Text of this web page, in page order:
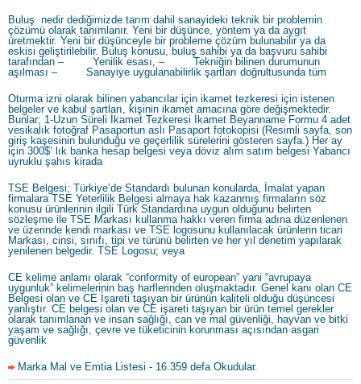
Buluş nedir dediğimizde tarım dahil sanayideki teknik bir problemin
çözümü olarak tanımlanır. Yeni bir düşünce, yöntem ya da aygıt
üretmektir. Yeni bir düşünceyle bir probleme çözüm bulunabilir ya da
eskisi geliştirilebilir. Buluş konusu, buluş sahibi ya da başvuru sahibi
tarafından – Yenilik esası, – Tekniğin bilinen durumunun
aşılması – Sanayiye uygulanabilirlik şartları doğrultusunda tüm
Oturma izni olarak bilinen yabancılar için ikamet tezkeresi için istenen
belgeler ve kabul şartları, kişinin ikamet amacına göre değişmektedir.
Bunlar; 1-Uzun Süreli İkamet Tezkeresi İkamet Beyanname Formu 4 adet
vesikalık fotoğraf Pasaportun aslı Pasaport fotokopisi (Resimli sayfa, son
giriş kaşesinin bulunduğu ve geçerlilik sürelerini gösteren sayfa.) Her ay
için 300$’ lık banka hesap belgesi veya döviz alım satım belgesi Yabancı
uyruklu şahıs kirada
TSE Belgesi; Türkiye’de Standardı bulunan konularda, İmalat yapan
firmalara TSE Yeterlilik Belgesi almaya hak kazanmış firmaların söz
konusu ürünlerinin ilgili Türk Standardına uygun olduğunu belirten
sözleşme ile TSE Markası kullanma hakkı veren firma adına düzenlenen
ve üzerinde kendi markası ve TSE logosunu kullanılacak ürünlerin ticari
Markası, cinsi, sınıfı, tipi ve türünü belirten ve her yıl denetim yapılarak
yenilenen belgedir. TSE Logosu; veya
CE kelime anlamı olarak “conformity of european” yani “avrupaya
uygunluk” kelimelerinin baş harflerinden oluşmaktadır. Genel kanı olan CE
Belgesi olan ve CE İşareti taşıyan bir ürünün kaliteli olduğu düşüncesi
yanlıştır. CE belgesi olan ve CE işareti taşıyan bir ürün temel gerekler
olarak tanımlanan ve insan sağlığı, can ve mal güvenliği, hayvan ve bitki
yaşam ve sağlığı, çevre ve tüketicinin korunması açısından asgari
güvenlik
Marka Mal ve Emtia Listesi - 16.359 defa Okudular.